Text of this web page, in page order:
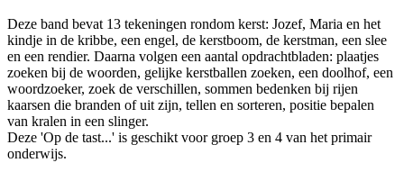
Deze band bevat 13 tekeningen rondom kerst: Jozef, Maria en het
kindje in de kribbe, een engel, de kerstboom, de kerstman, een slee
en een rendier. Daarna volgen een aantal opdrachtbladen: plaatjes
zoeken bij de woorden, gelijke kerstballen zoeken, een doolhof, een
woordzoeker, zoek de verschillen, sommen bedenken bij rijen
kaarsen die branden of uit zijn, tellen en sorteren, positie bepalen
van kralen in een slinger.
Deze 'Op de tast...' is geschikt voor groep 3 en 4 van het primair
onderwijs.